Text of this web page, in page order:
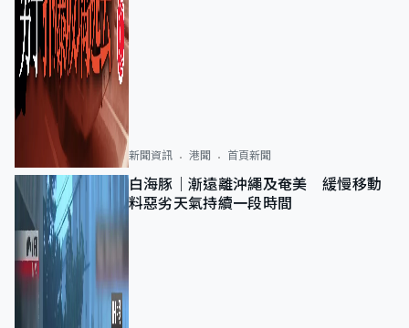
新聞資訊 港聞 首頁新聞
白海豚｜漸遠離沖繩及奄美 緩慢移動
料惡劣天氣持續一段時間